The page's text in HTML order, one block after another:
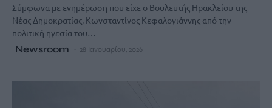
Σύμφωνα με ενημέρωση που είχε ο Βουλευτής Ηρακλείου της
Νέας Δημοκρατίας, Κωνσταντίνος Κεφαλογιάννης από την
πολιτική ηγεσία του…
Newsroom 28 Ιανουαρίου, 2026